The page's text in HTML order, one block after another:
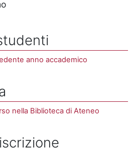
anno accademico
nella Biblioteca di Ateneo